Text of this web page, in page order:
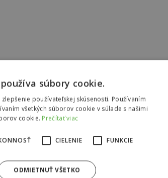
súbory cookie.
používateľskej skúsenosti. Používaním
všetkých súborov cookie v súlade s našimi
cookie. Prečítať viac
CIELENIE FUNKCIE
ODMIETNUŤ VŠETKO